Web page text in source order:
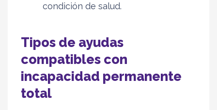
condición de salud.
Tipos de ayudas
compatibles con
incapacidad permanente
total